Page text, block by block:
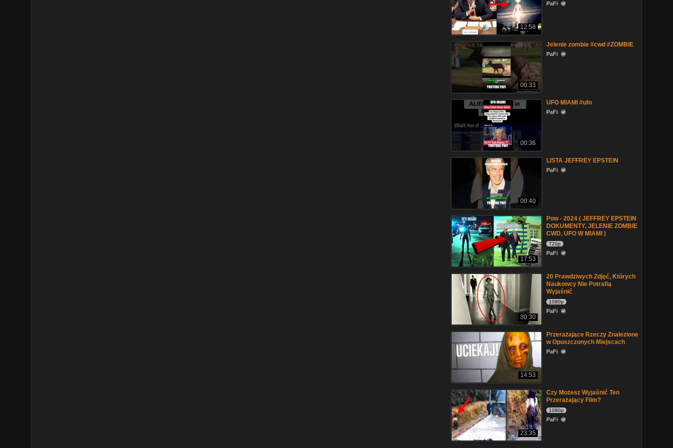
12:58
PaFi
00:33
Jelenie zombie #cwd #ZOMBIE
PaFi
00:36
UFO MIAMI #ufo
PaFi
00:40
LISTA JEFFREY EPSTEIN
PaFi
17:53
Pow - 2024 ( JEFFREY EPSTEIN
DOKUMENTY, JELENIE ZOMBIE
CWD, UFO W MIAMI )
720p
PaFi
30:30
20 Prawdziwych Zdjęć, Których
Naukowcy Nie Potrafią
Wyjaśnić
1080p
PaFi
14:53
Przerażające Rzeczy Znalezione
w Opuszczonych Miejscach
PaFi
23:35
Czy Możesz Wyjaśnić Ten
Przerażający Film?
1080p
PaFi